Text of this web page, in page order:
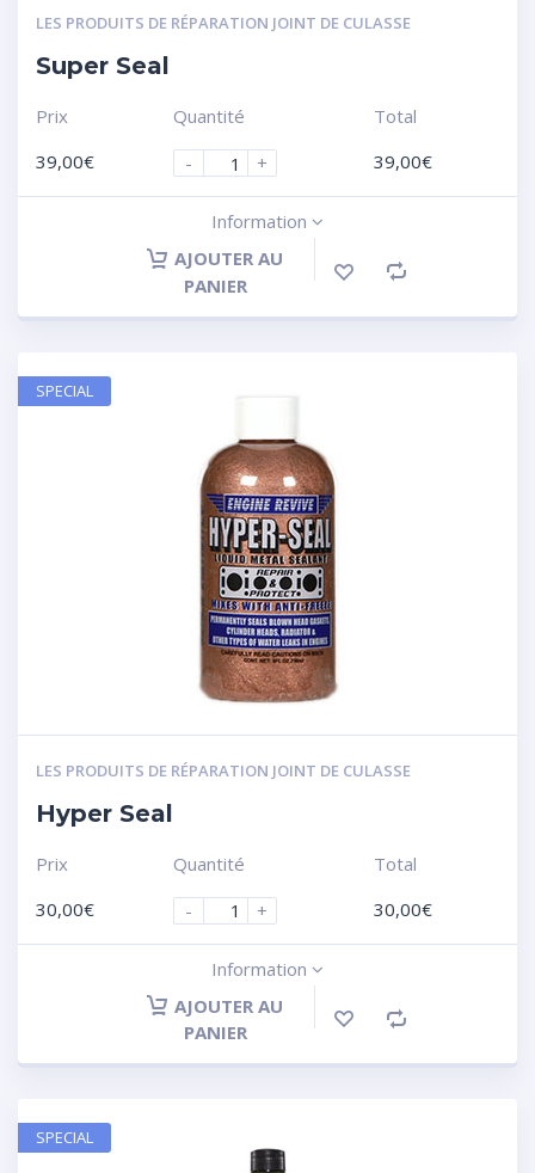
LES PRODUITS DE RÉPARATION JOINT DE CULASSE
Super Seal
Prix
39,00€
Quantité
-
+
Total
39,00€
Information
AJOUTER AU
PANIER
LES PRODUITS DE RÉPARATION JOINT DE CULASSE
Hyper Seal
Prix
30,00€
Quantité
-
+
Total
30,00€
Information
AJOUTER AU
PANIER
SPECIAL
SPECIAL